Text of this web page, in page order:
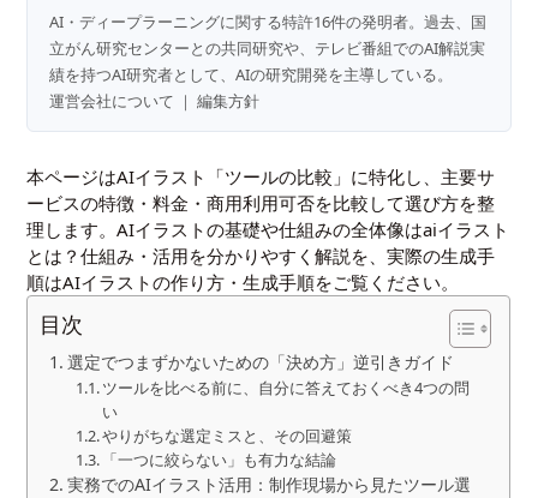
AI・ディープラーニングに関する特許16件の発明者。過去、国
立がん研究センターとの共同研究や、テレビ番組でのAI解説実
績を持つAI研究者として、AIの研究開発を主導している。
運営会社について ｜編集方針
本ページはAIイラスト「ツールの比較」に特化し、主要サ
ービスの特徴・料金・商用利用可否を比較して選び方を整
理します。AIイラストの基礎や仕組みの全体像はaiイラスト
とは？仕組み・活用を分かりやすく解説を、実際の生成手
順はAIイラストの作り方・生成手順をご覧ください。
目次
選定でつまずかないための「決め方」逆引きガイド
ツールを比べる前に、自分に答えておくべき4つの問
い
やりがちな選定ミスと、その回避策
「一つに絞らない」も有力な結論
実務でのAIイラスト活用：制作現場から見たツール選